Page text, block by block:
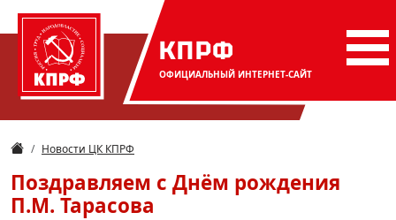
КПРФ
ОФИЦИАЛЬНЫЙ ИНТЕРНЕТ-САЙТ
Новости ЦК КПРФ
Поздравляем с Днём рождения
П.М. Тарасова